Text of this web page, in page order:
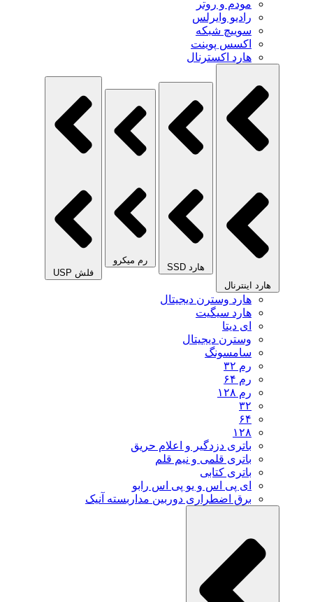
مودم و روتر
رادیو وایرلس
سوییچ شبکه
اکسس پوینت
هارد اکسترنال
هارد اینترنال
هارد SSD
رم میکرو
فلش USP
هارد وسترن دیجیتال
هارد سیگیت
ای دیتا
وسترن دیجیتال
سامسونگ
رم ۳۲
رم ۶۴
رم ۱۲۸
۳۲
۶۴
۱۲۸
باتری دزدگیر و اعلام حریق
باتری قلمی و نیم قلم
باتری کتابی
ای پی اس و یو پی اس رابو
برق اضطراری دوربین مداربسته آنیک